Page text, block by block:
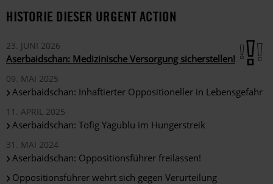
HISTORIE DIESER URGENT ACTION
23. JUNI 2026
Aserbaidschan: Medizinische Versorgung sicherstellen!
09. MAI 2025
Aserbaidschan: Inhaftierter Oppositioneller in Lebensgefahr
11. APRIL 2025
Aserbaidschan: Tofig Yagublu im Hungerstreik
31. MAI 2024
Aserbaidschan: Oppositionsführer freilassen!
Oppositionsführer wehrt sich gegen Verurteilung